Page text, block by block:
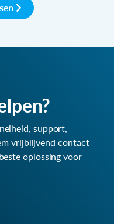
support,
vrijblijvend contact
oplossing voor